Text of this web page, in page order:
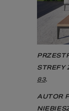
STREFY
83.
AUTOR